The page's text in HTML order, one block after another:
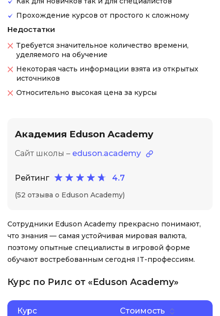
Прохождение курсов от простого к сложному
Недостатки
Требуется значительное количество времени,
уделяемого на обучение
Некоторая часть информации взята из открытых
источников
Относительно высокая цена за курсы
Академия Eduson Academy
Сайт школы – eduson.academy
Рейтинг 4.7
(52 отзыва о Eduson Academy)
Сотрудники Eduson Academy прекрасно понимают,
что знания — самая устойчивая мировая валюта,
поэтому опытные специалисты в игровой форме
обучают востребованным сегодня IT-профессиям.
Курс по Рилс от «Eduson Academy»
Курс Стоимость